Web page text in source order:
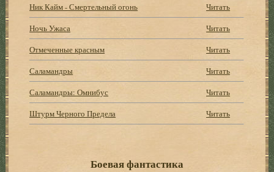
Ник Кайм - Смертельный огонь
Читать
Ночь Ужаса
Читать
Отмеченные красным
Читать
Саламандры
Читать
Саламандры: Омнибус
Читать
Штурм Черного Предела
Читать
Боевая фантастика